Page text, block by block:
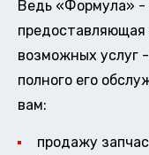
Ведь «Формула» -
предоставляющая
возможных услуг
полного его
вам:
продажу